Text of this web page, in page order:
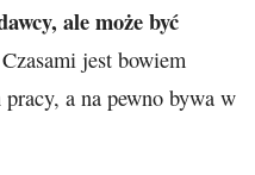
ale może być
Czasami jest bowiem
a na pewno bywa w